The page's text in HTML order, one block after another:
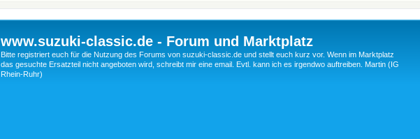
www.suzuki-classic.de - Forum und Marktplatz
Bitte registriert euch für die Nutzung des Forums von suzuki-classic.de und stellt euch kurz vor. Wenn im Marktplatz
das gesuchte Ersatzteil nicht angeboten wird, schreibt mir eine email. Evtl. kann ich es irgendwo auftreiben. Martin (IG
Rhein-Ruhr)